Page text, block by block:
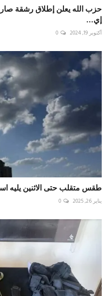
حزب الله يعلن إطلاق رشقة
إي...
أكتوبر 19, 2024 0
طقس متقلب حتى الاثنين يليه
يناير 26, 2025 0